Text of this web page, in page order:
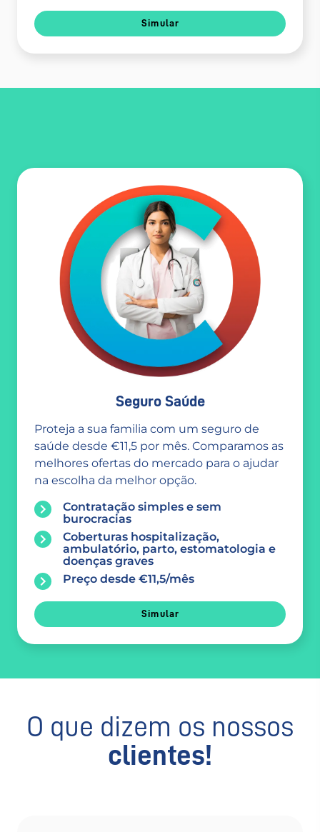
Simular
Seguro Saúde
Proteja a sua familia com um seguro de
saúde desde €11,5 por mês. Comparamos as
melhores ofertas do mercado para o ajudar
na escolha da melhor opção.
Contratação simples e sem
burocracias
Coberturas hospitalização,
ambulatório, parto, estomatologia e
doenças graves
Preço desde €11,5/mês
Simular
O que dizem os nossos
clientes!